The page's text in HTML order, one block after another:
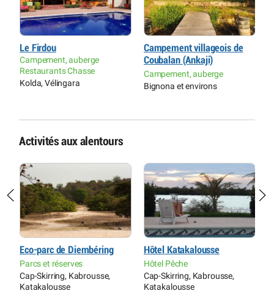
Le Firdou
Campement, auberge
Restaurants Chasse
Kolda, Vélingara
Campement villageois de
Coubalan (Ankaji)
Campement, auberge
Bignona et environs
Activités aux alentours
Eco-parc de Diembéring
Parcs et réserves
Cap-Skirring, Kabrousse,
Katakalousse
Hôtel Katakalousse
Hôtel Pêche
Cap-Skirring, Kabrousse,
Katakalousse